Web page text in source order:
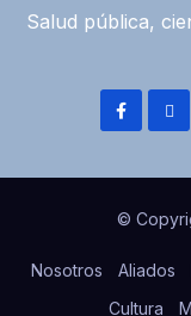
Salud pública,
©
Nosotros Aliados
Cultura